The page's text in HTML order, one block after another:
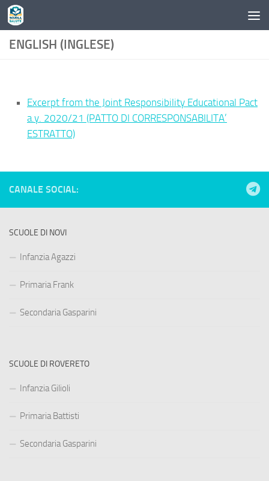
Skip to content
ENGLISH (INGLESE)
Excerpt from the Joint Responsibility Educational Pact
a.y. 2020/21 (PATTO DI CORRESPONSABILITA’
ESTRATTO)
CANALE SOCIAL:
SCUOLE DI NOVI
Infanzia Agazzi
Primaria Frank
Secondaria Gasparini
SCUOLE DI ROVERETO
Infanzia Gilioli
Primaria Battisti
Secondaria Gasparini